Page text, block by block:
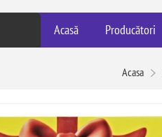
Acasă Producători
Acasa